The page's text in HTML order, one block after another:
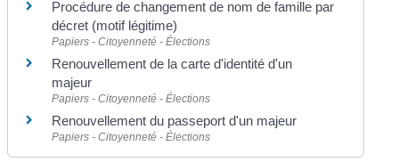
Procédure de changement de nom de famille par
décret (motif légitime)
Papiers - Citoyenneté - Élections
Renouvellement de la carte d'identité d'un
majeur
Papiers - Citoyenneté - Élections
Renouvellement du passeport d'un majeur
Papiers - Citoyenneté - Élections